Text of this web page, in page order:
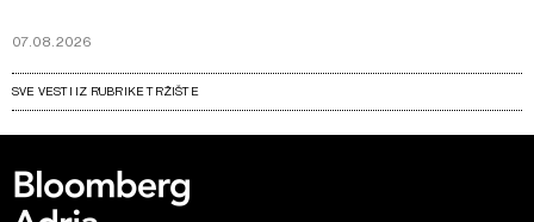
07.08.2026
SVE VESTI IZ RUBRIKE TRŽIŠTE